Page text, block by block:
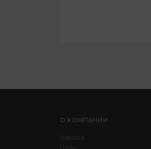
О КОМПАНИИ
Новости
О нас